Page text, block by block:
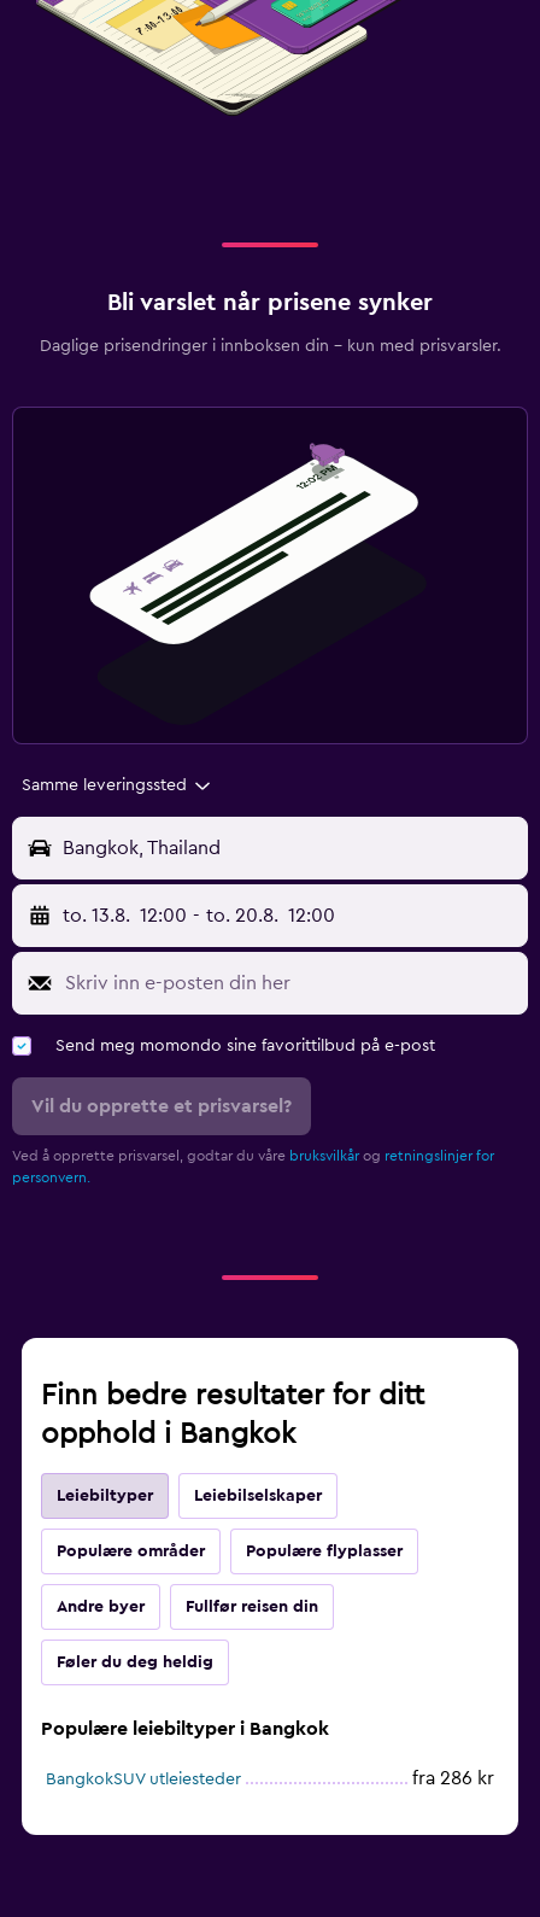
Bli varslet når prisene synker
Daglige prisendringer i innboksen din – kun med prisvarsler.
Samme leveringssted
Bangkok, Thailand
to. 13.8. 12:00 - to. 20.8. 12:00
Send meg momondo sine favorittilbud på e-post
Vil du opprette et prisvarsel?
Ved å opprette prisvarsel, godtar du våre bruksvilkår og retningslinjer for
personvern.
Finn bedre resultater for ditt
opphold i Bangkok
Leiebiltyper Leiebilselskaper
Populære områder Populære flyplasser
Andre byer Fullfør reisen din
Føler du deg heldig
Populære leiebiltyper i Bangkok
BangkokSUV utleiesteder fra 286 kr